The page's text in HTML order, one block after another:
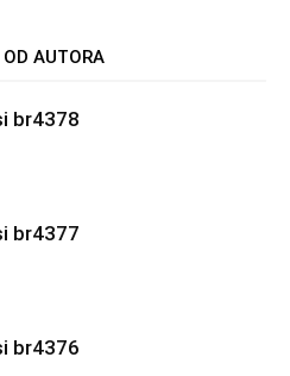
AUTORA
br4378
br4377
br4376